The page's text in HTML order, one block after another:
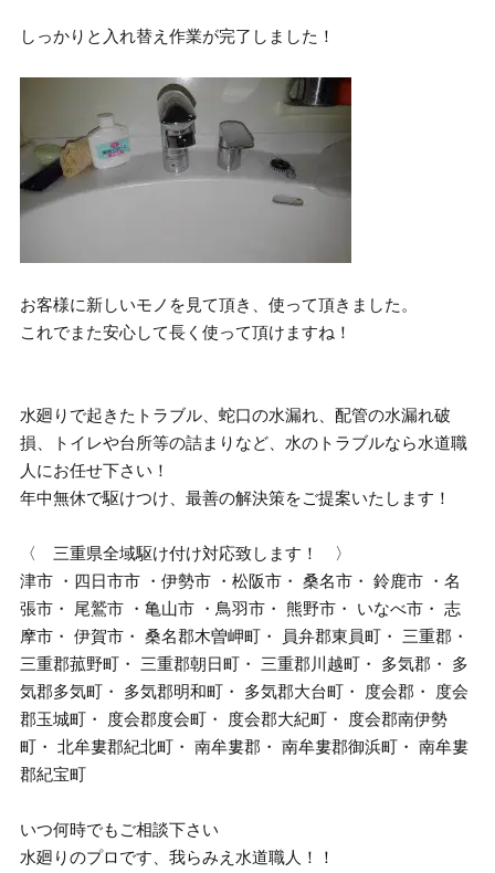
しっかりと入れ替え作業が完了しました！
お客様に新しいモノを見て頂き、使って頂きました。
これでまた安心して長く使って頂けますね！
水廻りで起きたトラブル、蛇口の水漏れ、配管の水漏れ破
損、トイレや台所等の詰まりなど、水のトラブルなら水道職
人にお任せ下さい！
年中無休で駆けつけ、最善の解決策をご提案いたします！
〈 三重県全域駆け付け対応致します！ 〉
津市 ・四日市市 ・伊勢市 ・松阪市・ 桑名市・ 鈴鹿市 ・名
張市・ 尾鷲市 ・亀山市 ・鳥羽市・ 熊野市・ いなべ市・ 志
摩市・ 伊賀市・ 桑名郡木曽岬町・ 員弁郡東員町・ 三重郡・
三重郡菰野町・ 三重郡朝日町・ 三重郡川越町・ 多気郡・ 多
気郡多気町・ 多気郡明和町・ 多気郡大台町・ 度会郡・ 度会
郡玉城町・ 度会郡度会町・ 度会郡大紀町・ 度会郡南伊勢
町・ 北牟婁郡紀北町・ 南牟婁郡・ 南牟婁郡御浜町・ 南牟婁
郡紀宝町
いつ何時でもご相談下さい
水廻りのプロです、我らみえ水道職人！！